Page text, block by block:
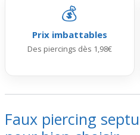
💰
Prix imbattables
Des piercings dès 1,98€
Faux piercing